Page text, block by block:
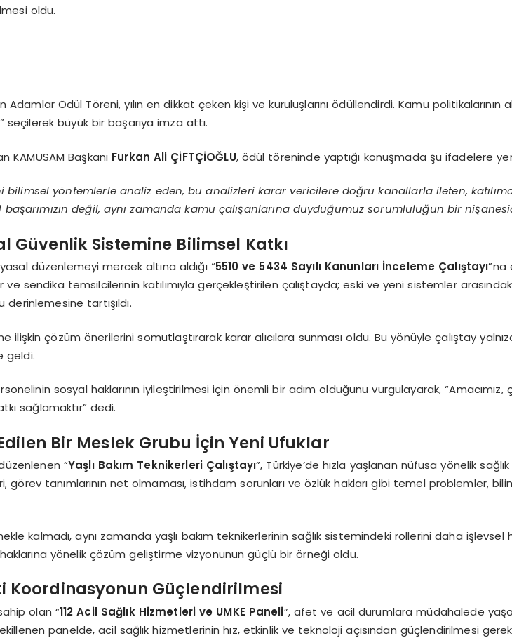
oldu.
Ödül Töreni, yılın en dikkat çeken kişi ve kuruluşlarını ödüllendirdi. Kamu politikalarının
seçilerek büyük bir başarıya imza attı.
KAMUSAM Başkanı Furkan Ali ÇİFTÇİOĞLU, ödül töreninde yaptığı konuşmada şu ifadelere
yöntemlerle analiz eden, bu analizleri karar vericilere doğru kanallarla ileten,
değil, aynı zamanda kamu çalışanlarına duyduğumuz sorumluluğun bir
Güvenlik Sistemine Bilimsel Katkı
düzenlemeyi mercek altına aldığı “5510 ve 5434 Sayılı Kanunları İnceleme Çalıştayı”na
sendika temsilcilerinin katılımıyla gerçekleştirilen çalıştayda; eski ve yeni sistemler
tartışıldı.
ilişkin çözüm önerilerini somutlaştırarak karar alıcılara sunması oldu. Bu yönüyle çalıştay
geldi.
sosyal haklarının iyileştirilmesi için önemli bir adım olduğunu vurgulayarak, “Amacımız,
sağlamaktır” dedi.
Bir Meslek Grubu İçin Yeni Ufuklar
“Yaşlı Bakım Teknikerleri Çalıştayı”, Türkiye’de hızla yaşlanan nüfusa yönelik
görev tanımlarının net olmaması, istihdam sorunları ve özlük hakları gibi temel problemler,
kalmadı, aynı zamanda yaşlı bakım teknikerlerinin sağlık sistemindeki rollerini daha
yönelik çözüm geliştirme vizyonunun güçlü bir örneği oldu.
Koordinasyonun Güçlendirilmesi
olan “112 Acil Sağlık Hizmetleri ve UMKE Paneli”, afet ve acil durumlara müdahalede
panelde, acil sağlık hizmetlerinin hız, etkinlik ve teknoloji açısından güçlendirilmesi